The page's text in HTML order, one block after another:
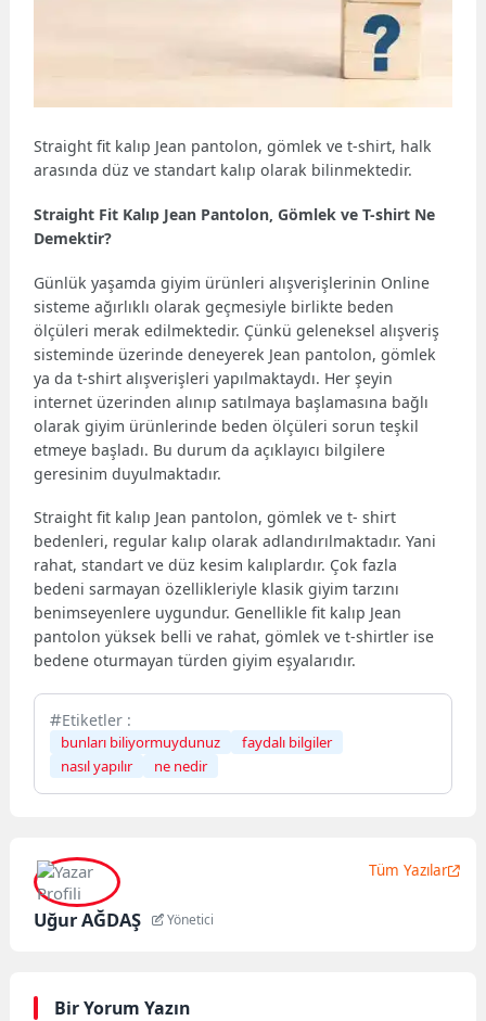
Straight fit kalıp Jean pantolon, gömlek ve t-shirt, halk
arasında düz ve standart kalıp olarak bilinmektedir.
Straight Fit Kalıp Jean Pantolon, Gömlek ve T-shirt Ne
Demektir?
Günlük yaşamda giyim ürünleri alışverişlerinin Online
sisteme ağırlıklı olarak geçmesiyle birlikte beden
ölçüleri merak edilmektedir. Çünkü geleneksel alışveriş
sisteminde üzerinde deneyerek Jean pantolon, gömlek
ya da t-shirt alışverişleri yapılmaktaydı. Her şeyin
internet üzerinden alınıp satılmaya başlamasına bağlı
olarak giyim ürünlerinde beden ölçüleri sorun teşkil
etmeye başladı. Bu durum da açıklayıcı bilgilere
geresinim duyulmaktadır.
Straight fit kalıp Jean pantolon, gömlek ve t- shirt
bedenleri, regular kalıp olarak adlandırılmaktadır. Yani
rahat, standart ve düz kesim kalıplardır. Çok fazla
bedeni sarmayan özellikleriyle klasik giyim tarzını
benimseyenlere uygundur. Genellikle fit kalıp Jean
pantolon yüksek belli ve rahat, gömlek ve t-shirtler ise
bedene oturmayan türden giyim eşyalarıdır.
Etiketler :
bunları biliyormuydunuz
faydalı bilgiler
nasıl yapılır
ne nedir
Uğur AĞDAŞ Yönetici
Tüm Yazılar
Bir Yorum Yazın